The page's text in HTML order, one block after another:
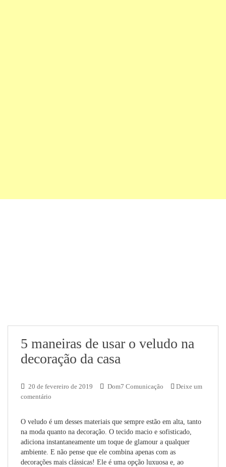
5 maneiras de usar o veludo na
decoração da casa
20 de fevereiro de 2019 Dom7 Comunicação
Deixe um
comentário
O veludo é um desses materiais que sempre estão em alta, tanto
na moda quanto na decoração. O tecido macio e sofisticado,
adiciona instantaneamente um toque de glamour a qualquer
ambiente. E não pense que ele combina apenas com as
decorações mais clássicas! Ele é uma opção luxuosa e, ao